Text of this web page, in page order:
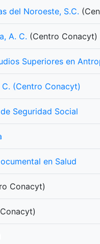
del Noroeste, S.C.
A. C. (Centro Conacyt)
Superiores en
(Centro Conacyt)
Seguridad Social
en Salud
Conacyt)